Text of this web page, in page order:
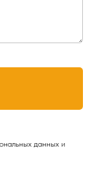
данных и